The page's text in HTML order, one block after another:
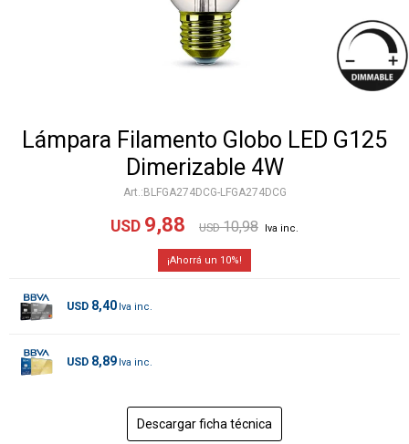
Lámpara Filamento Globo LED G125
Dimerizable 4W
BLFGA274DCG-LFGA274DCG
USD 9,88 USD 10,98
10
USD 8,40
USD 8,89
Descargar ficha técnica